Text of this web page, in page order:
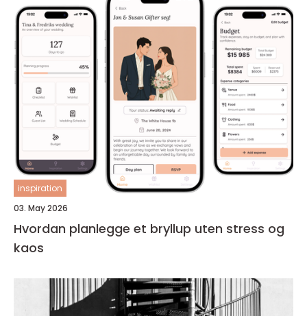
inspiration
03. May 2026
Hvordan planlegge et bryllup uten stress og
kaos